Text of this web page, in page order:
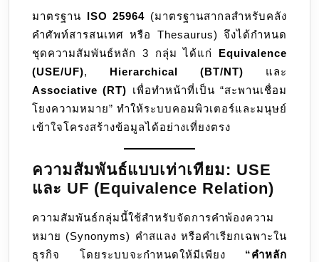
มาตรฐาน ISO 25964 (มาตรฐานสากลสำหรับคลัง
คำศัพท์สารสนเทศ หรือ Thesaurus) จึงได้กำหนด
ชุดความสัมพันธ์หลัก 3 กลุ่ม ได้แก่ Equivalence
(USE/UF), Hierarchical (BT/NT) และ
Associative (RT) เพื่อทำหน้าที่เป็น “สะพานเชื่อม
โยงความหมาย” ทำให้ระบบคอมพิวเตอร์และมนุษย์
เข้าใจโครงสร้างข้อมูลได้อย่างเที่ยงตรง
ความสัมพันธ์แบบเท่าเทียม: USE
และ UF (Equivalence Relation)
ความสัมพันธ์กลุ่มนี้ใช้สำหรับจัดการคำพ้องความ
หมาย (Synonyms) คำสแลง หรือคำเรียกเฉพาะใน
ธุรกิจ โดยระบบจะกำหนดให้มีเพียง “คำหลัก